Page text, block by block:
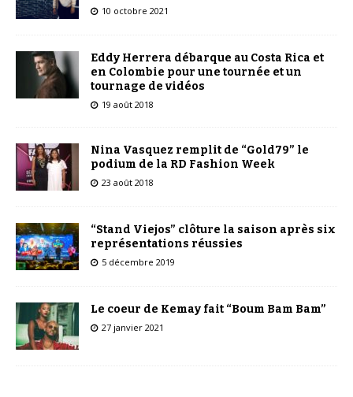
10 octobre 2021
Eddy Herrera débarque au Costa Rica et
en Colombie pour une tournée et un
tournage de vidéos
19 août 2018
Nina Vasquez remplit de “Gold79” le
podium de la RD Fashion Week
23 août 2018
“Stand Viejos” clôture la saison après six
représentations réussies
5 décembre 2019
Le coeur de Kemay fait “Boum Bam Bam”
27 janvier 2021